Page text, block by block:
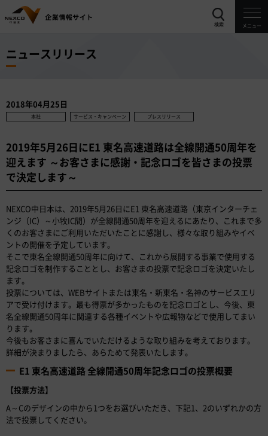
検索 メニュー
ニュースリリース
2018年04月25日
本社 サービス・キャンペーン プレスリリース
2019年5月26日にE1 東名高速道路は全線開通50周年を
迎えます ～お客さまに感謝・記念ロゴを皆さまの投票
で決定します～
NEXCO中日本は、2019年5月26日にE1 東名高速道路（東京インターチェ
ンジ（IC）～小牧IC間）が全線開通50周年を迎えるにあたり、これまで多
くのお客さまにご利用いただいたことに感謝し、様々な取り組みやイベ
ントの開催を予定しています。
そこで東名全線開通50周年に向けて、これから展開する事業で使用する
記念ロゴを制作することとし、お客さまの投票で記念ロゴを決定いたし
ます。
投票については、WEBサイトまたは東名・新東名・名神のサービスエリ
アで受け付けます。最も得票が多かったものを記念ロゴとし、今後、東
名全線開通50周年に関連する各種イベントや広報物などで使用してまい
ります。
今後もお客さまに喜んでいただけるような取り組みを考えております。
詳細が決まりましたら、あらためて発表いたします。
E1 東名高速道路 全線開通50周年記念ロゴの投票概要
【投票方法】
A～Cのデザインの中から1つをお選びいただき、下記1、2のいずれかの方
法で投票してください。